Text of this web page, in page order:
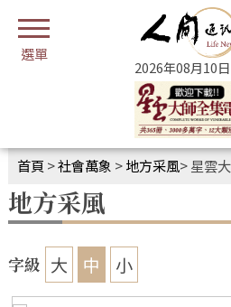
2026年08月10
首頁 >社會萬象 >地方采風>星雲大
地方采風
字級 大 中 小